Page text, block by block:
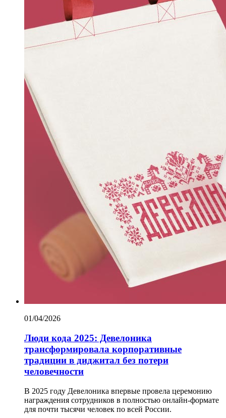
01/04/2026
Люди кода 2025: Девелоника
трансформировала корпоративные
традиции в диджитал без потери
человечности
В 2025 году Девелоника впервые провела церемонию
награждения сотрудников в полностью онлайн-формате
для почти тысячи человек по всей России.